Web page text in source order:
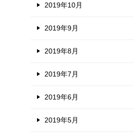
2019年10月
2019年9月
2019年8月
2019年7月
2019年6月
2019年5月